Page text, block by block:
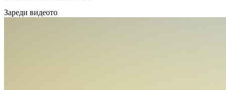
Зареди видеото